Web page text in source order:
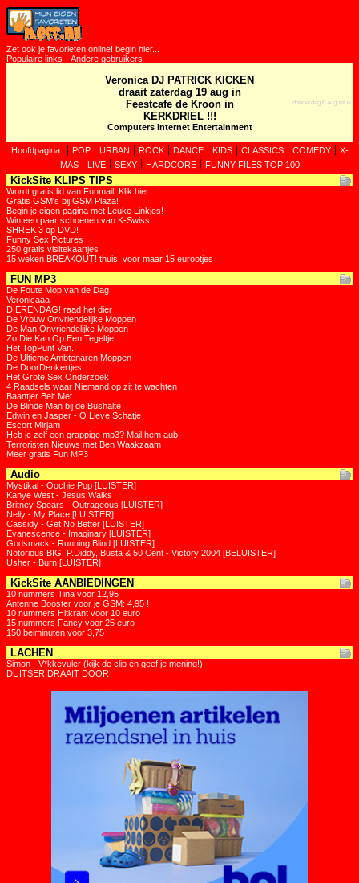
Zet ook je favorieten online! begin hier...
Populaire links
Andere gebruikers
Veronica DJ PATRICK KICKEN
draait zaterdag 19 aug in
Feestcafe de Kroon in
KERKDRIEL !!!
Computers Internet Entertainment
donderdag 6 augustus
Hoofdpagina| POP| URBAN | ROCK| DANCE| KIDS| CLASSICS| COMEDY| X-
MAS| LIVE| SEXY| HARDCORE| FUNNY FILES TOP 100
KickSite KLIPS TIPS
Wordt gratis lid van Funmail! Klik hier
Gratis GSM's bij GSM Plaza!
Begin je eigen pagina met Leuke Linkjes!
Win een paar schoenen van K-Swiss!
SHREK 3 op DVD!
Funny Sex Pictures
250 gratis visitekaartjes
15 weken BREAKOUT! thuis, voor maar 15 eurootjes
FUN MP3
De Foute Mop van de Dag
Veronicaaa
DIERENDAG! raad het dier
De Vrouw Onvriendelijke Moppen
De Man Onvriendelijke Moppen
Zo Die Kan Op Een Tegeltje
Het TopPunt Van..
De Ultieme Ambtenaren Moppen
De DoorDenkertjes
Het Grote Sex Onderzoek
4 Raadsels waar Niemand op zit te wachten
Baantjer Belt Met
De Blinde Man bij de Bushalte
Edwin en Jasper - O Lieve Schatje
Escort Mirjam
Heb je zelf een grappige mp3? Mail hem aub!
Terroristen Nieuws met Ben Waakzaam
Meer gratis Fun MP3
Audio
Mystikal - Oochie Pop [LUISTER]
Kanye West - Jesus Walks
Britney Spears - Outrageous [LUISTER]
Nelly - My Place [LUISTER]
Cassidy - Get No Better [LUISTER]
Evanescence - Imaginary [LUISTER]
Godsmack - Running Blind [LUISTER]
Notorious BIG, P.Diddy, Busta & 50 Cent - Victory 2004 [BELUISTER]
Usher - Burn [LUISTER]
KickSite AANBIEDINGEN
10 nummers Tina voor 12,95
Antenne Booster voor je GSM: 4,95 !
10 nummers Hitkrant voor 10 euro
15 nummers Fancy voor 25 euro
150 belminuten voor 3,75
LACHEN
Simon - V*kkevuler (kijk de clip én geef je mening!)
DUITSER DRAAIT DOOR